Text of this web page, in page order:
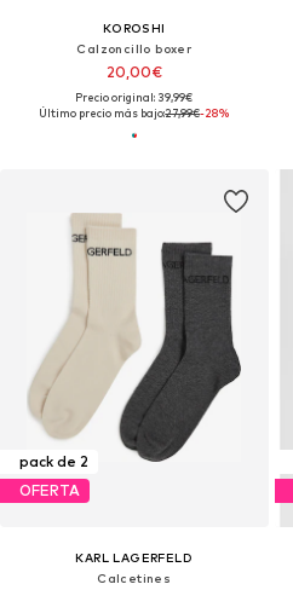
KOROSHI
Calzoncillo boxer
20,00€
Precio original: 39,99€
Último precio más bajo:27,99€-28%
pack de 2
OFERTA
KARL LAGERFELD
Calcetines